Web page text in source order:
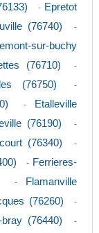
- Epretot
(76740) -
sur-buchy
(76710) -
(76750) -
-
Etalleville
(76190) -
(76340) -
- Ferrieres-
-
Flamanville
(76260) -
bray (76440) -